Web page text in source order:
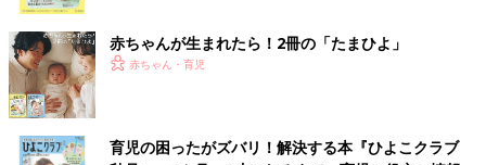
赤ちゃんが生まれたら！2冊の「たまひよ」
赤ちゃん・育児
育児の困ったがズバリ！解決する本『ひよこクラブ